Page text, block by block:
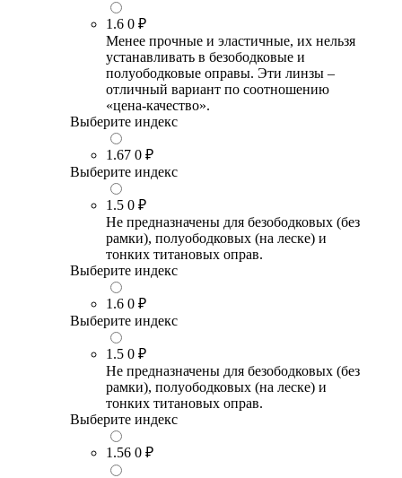
1.6 0 ₽
Менее прочные и эластичные, их нельзя
устанавливать в безободковые и
полуободковые оправы. Эти линзы –
отличный вариант по соотношению
«цена-качество».
Выберите индекс
1.67 0 ₽
Выберите индекс
1.5 0 ₽
Не предназначены для безободковых (без
рамки), полуободковых (на леске) и
тонких титановых оправ.
Выберите индекс
1.6 0 ₽
Выберите индекс
1.5 0 ₽
Не предназначены для безободковых (без
рамки), полуободковых (на леске) и
тонких титановых оправ.
Выберите индекс
1.56 0 ₽